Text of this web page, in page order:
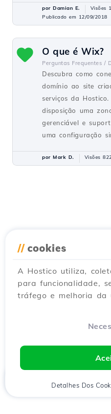
por Damian E. Visões
Publicado em 12/09/2018
O que é Wix?
Perguntas Frequentes /
Descubra como
domínio ao site
serviços da
disposição uma
gerenciável e
uma configuração
por Mark D. Visões
// cookies
A Hostico utiliza,
para funcionalidade,
tráfego e melhoria da
Detalhes Dos
Cliente